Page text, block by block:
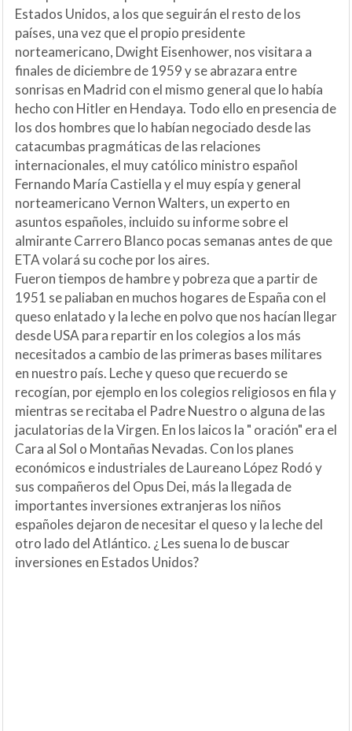
Estados Unidos, a los que seguirán el resto de los
países, una vez que el propio presidente
norteamericano, Dwight Eisenhower, nos visitara a
finales de diciembre de 1959 y se abrazara entre
sonrisas en Madrid con el mismo general que lo había
hecho con Hitler en Hendaya. Todo ello en presencia de
los dos hombres que lo habían negociado desde las
catacumbas pragmáticas de las relaciones
internacionales, el muy católico ministro español
Fernando María Castiella y el muy espía y general
norteamericano Vernon Walters, un experto en
asuntos españoles, incluido su informe sobre el
almirante Carrero Blanco pocas semanas antes de que
ETA volará su coche por los aires.
Fueron tiempos de hambre y pobreza que a partir de
1951 se paliaban en muchos hogares de España con el
queso enlatado y la leche en polvo que nos hacían llegar
desde USA para repartir en los colegios a los más
necesitados a cambio de las primeras bases militares
en nuestro país. Leche y queso que recuerdo se
recogían, por ejemplo en los colegios religiosos en fila y
mientras se recitaba el Padre Nuestro o alguna de las
jaculatorias de la Virgen. En los laicos la " oración" era el
Cara al Sol o Montañas Nevadas. Con los planes
económicos e industriales de Laureano López Rodó y
sus compañeros del Opus Dei, más la llegada de
importantes inversiones extranjeras los niños
españoles dejaron de necesitar el queso y la leche del
otro lado del Atlántico. ¿ Les suena lo de buscar
inversiones en Estados Unidos?